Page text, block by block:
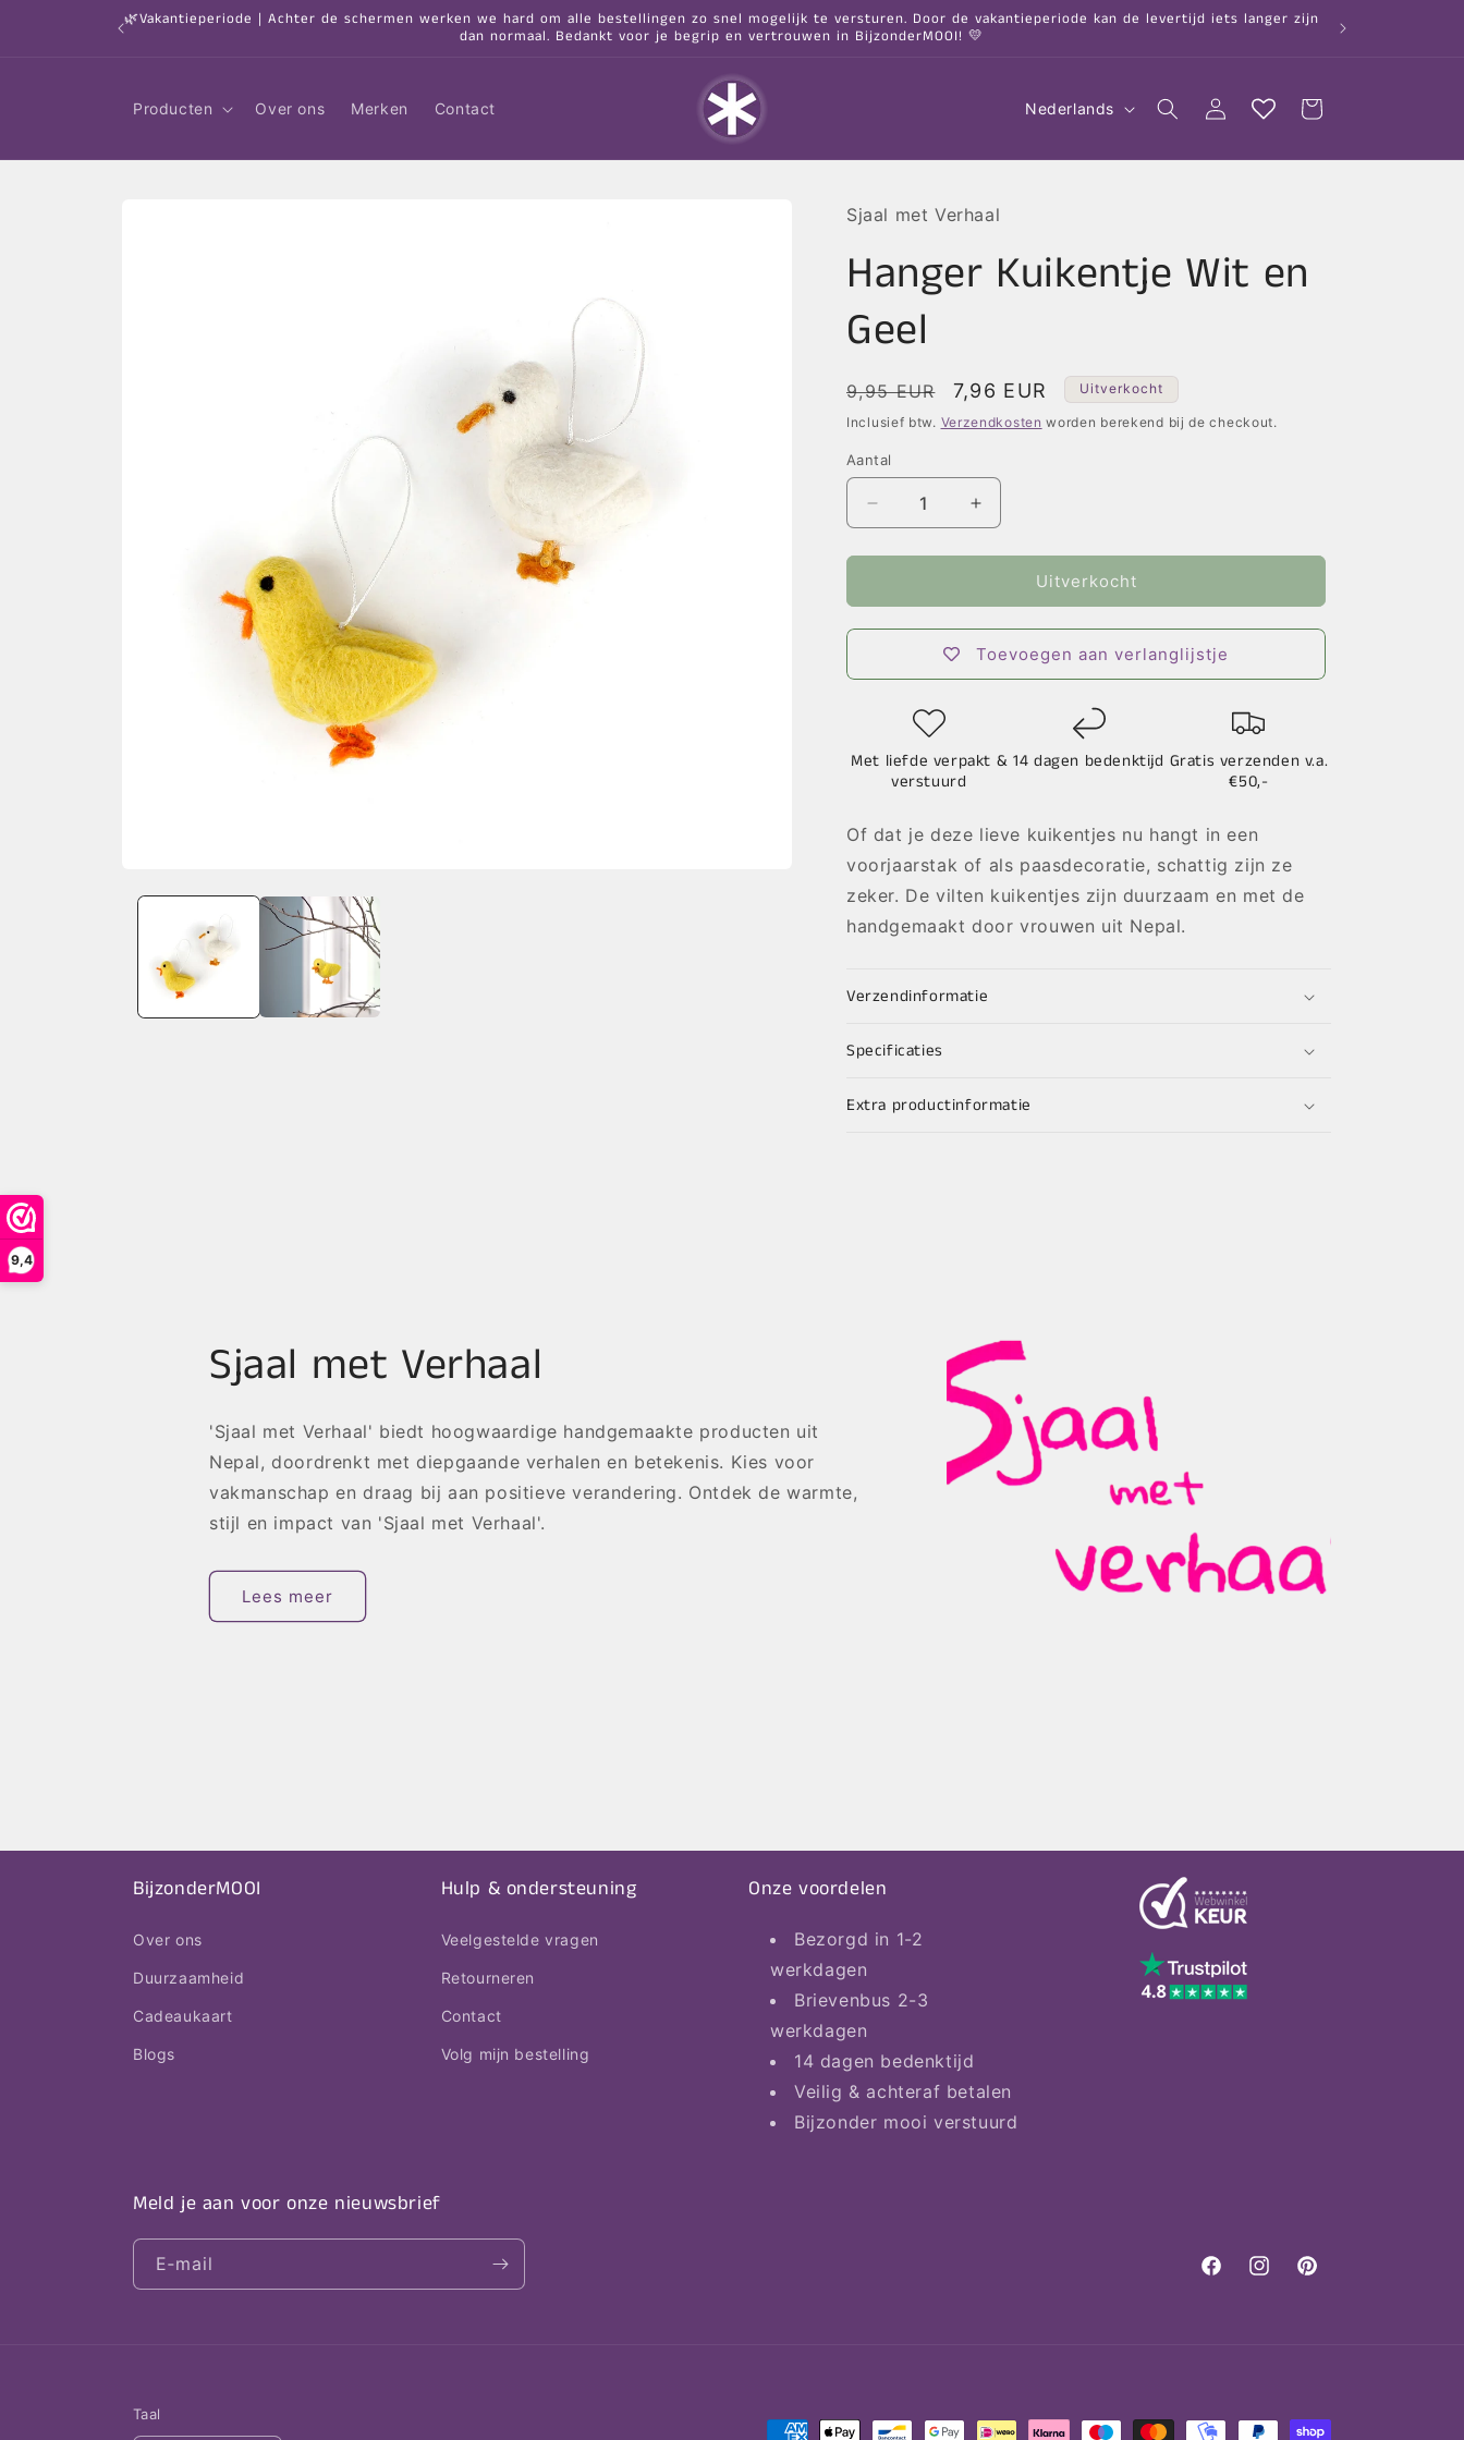
9,4
🌿Vakantieperiode | Achter de schermen werken we hard om alle bestellingen zo snel mogelijk te versturen. Door de vakantieperiode kan de levertijd iets langer zijn
dan normaal. Bedankt voor je begrip en vertrouwen in BijzonderMOOI! 💛
Producten Over ons Merken Contact
a
Nederlands Inloggen Winkelwagen
Sjaal met Verhaal
Hanger Kuikentje Wit en
Geel
Normale
prijs
9,95 EUR Aanbiedingsprijs
7,96 EUR Uitverkocht
Inclusief btw. Verzendkosten worden berekend bij de checkout.
Aantal
Aantal
verlagen
voor
Kuikentje
Wit
Aantal
verhogen
voor
Hanger
Kuikentje
Wit
en
Uitverkocht
Toevoegen aan verlanglijstje
Met liefde verpakt &
verstuurd
14 dagen bedenktijd Gratis verzenden v.a.
€50,-
Of dat je deze lieve kuikentjes nu hangt in een
voorjaarstak of als paasdecoratie, schattig zijn ze
zeker. De vilten kuikentjes zijn duurzaam en met de
handgemaakt door vrouwen uit Nepal.
Verzendinformatie
Specificaties
Extra productinformatie
Sjaal met Verhaal
'Sjaal met Verhaal' biedt hoogwaardige handgemaakte producten uit
Nepal, doordrenkt met diepgaande verhalen en betekenis. Kies voor
vakmanschap en draag bij aan positieve verandering. Ontdek de warmte,
stijl en impact van 'Sjaal met Verhaal'.
Lees meer
BijzonderMOOI
Over ons
Duurzaamheid
Cadeaukaart
Blogs
Hulp & ondersteuning
Veelgestelde vragen
Retourneren
Contact
Volg mijn bestelling
Onze voordelen
Bezorgd in 1-2
werkdagen
Brievenbus 2-3
werkdagen
14 dagen bedenktijd
Veilig & achteraf betalen
Bijzonder mooi verstuurd
Meld je aan voor onze nieuwsbrief
E‑mail
FacebookInstagramPinterest
Taal
Betaalmethoden